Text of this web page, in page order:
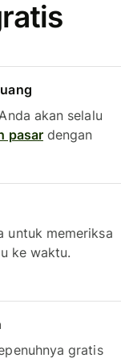
akan selalu
pasardengan
untuk memeriksa
ke waktu.
gratis